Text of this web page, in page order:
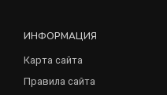
ИНФОРМАЦИЯ
Карта сайта
Правила сайта